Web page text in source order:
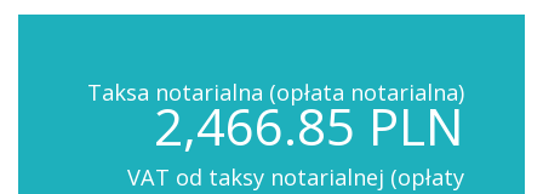
Taksa notarialna (opłata notarialna)
2,466.85 PLN
VAT od taksy notarialnej (opłaty